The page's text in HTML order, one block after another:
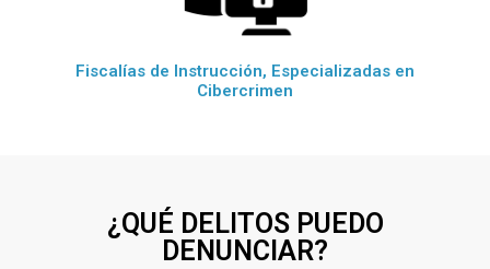
Fiscalías de Instrucción, Especializadas en
Cibercrimen
¿QUÉ DELITOS PUEDO
DENUNCIAR?